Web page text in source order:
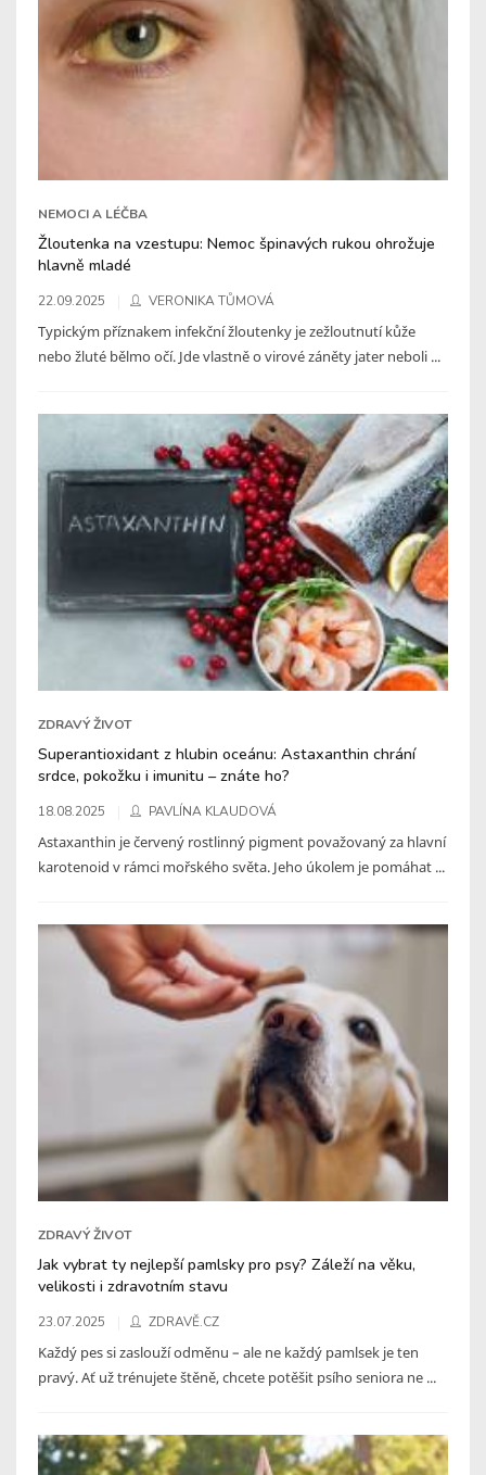
NEMOCI A LÉČBA
Žloutenka na vzestupu: Nemoc špinavých rukou ohrožuje
hlavně mladé
22.09.2025 VERONIKA TŮMOVÁ
Typickým příznakem infekční žloutenky je zežloutnutí kůže
nebo žluté bělmo očí. Jde vlastně o virové záněty jater neboli ...
ZDRAVÝ ŽIVOT
Superantioxidant z hlubin oceánu: Astaxanthin chrání
srdce, pokožku i imunitu – znáte ho?
18.08.2025 PAVLÍNA KLAUDOVÁ
Astaxanthin je červený rostlinný pigment považovaný za hlavní
karotenoid v rámci mořského světa. Jeho úkolem je pomáhat ...
ZDRAVÝ ŽIVOT
Jak vybrat ty nejlepší pamlsky pro psy? Záleží na věku,
velikosti i zdravotním stavu
23.07.2025 ZDRAVĚ.CZ
Každý pes si zaslouží odměnu – ale ne každý pamlsek je ten
pravý. Ať už trénujete štěně, chcete potěšit psího seniora ne ...